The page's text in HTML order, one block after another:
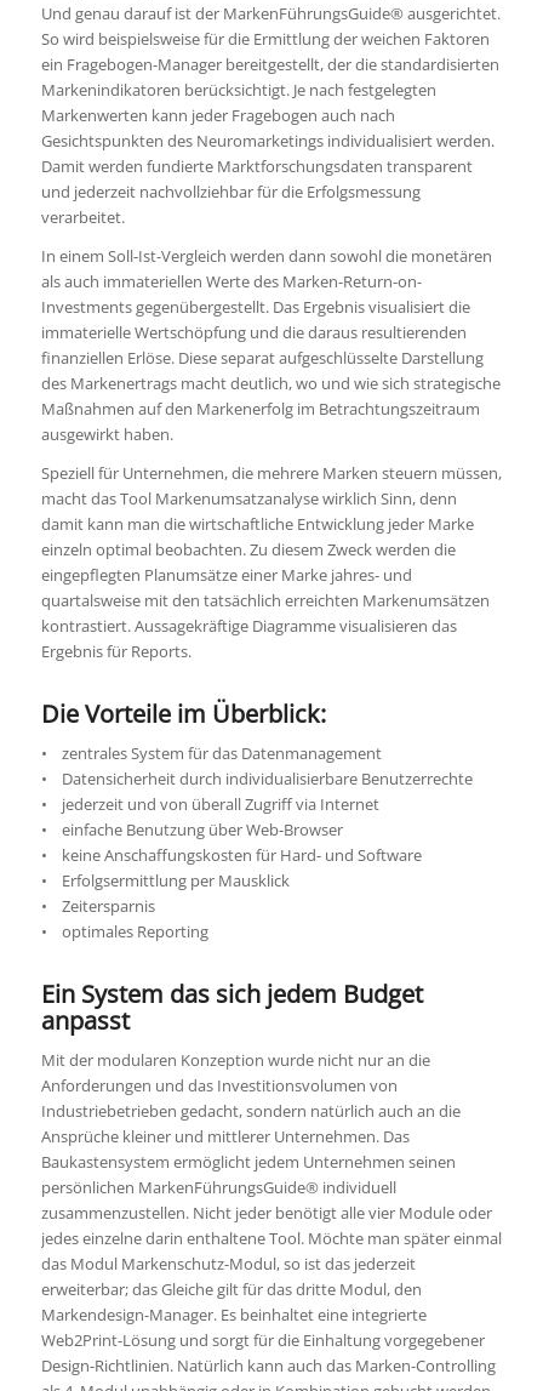
Und genau darauf ist der MarkenFührungsGuide® ausgerichtet.
So wird beispielsweise für die Ermittlung der weichen Faktoren
ein Fragebogen-Manager bereitgestellt, der die standardisierten
Markenindikatoren berücksichtigt. Je nach festgelegten
Markenwerten kann jeder Fragebogen auch nach
Gesichtspunkten des Neuromarketings individualisiert werden.
Damit werden fundierte Marktforschungsdaten transparent
und jederzeit nachvollziehbar für die Erfolgsmessung
verarbeitet.
In einem Soll-Ist-Vergleich werden dann sowohl die monetären
als auch immateriellen Werte des Marken-Return-on-
Investments gegenübergestellt. Das Ergebnis visualisiert die
immaterielle Wertschöpfung und die daraus resultierenden
finanziellen Erlöse. Diese separat aufgeschlüsselte Darstellung
des Markenertrags macht deutlich, wo und wie sich strategische
Maßnahmen auf den Markenerfolg im Betrachtungszeitraum
ausgewirkt haben.
Speziell für Unternehmen, die mehrere Marken steuern müssen,
macht das Tool Markenumsatzanalyse wirklich Sinn, denn
damit kann man die wirtschaftliche Entwicklung jeder Marke
einzeln optimal beobachten. Zu diesem Zweck werden die
eingepflegten Planumsätze einer Marke jahres- und
quartalsweise mit den tatsächlich erreichten Markenumsätzen
kontrastiert. Aussagekräftige Diagramme visualisieren das
Ergebnis für Reports.
Die Vorteile im Überblick:
• zentrales System für das Datenmanagement
• Datensicherheit durch individualisierbare Benutzerrechte
• jederzeit und von überall Zugriff via Internet
• einfache Benutzung über Web-Browser
• keine Anschaffungskosten für Hard- und Software
• Erfolgsermittlung per Mausklick
• Zeitersparnis
• optimales Reporting
Ein System das sich jedem Budget
anpasst
Mit der modularen Konzeption wurde nicht nur an die
Anforderungen und das Investitionsvolumen von
Industriebetrieben gedacht, sondern natürlich auch an die
Ansprüche kleiner und mittlerer Unternehmen. Das
Baukastensystem ermöglicht jedem Unternehmen seinen
persönlichen MarkenFührungsGuide® individuell
zusammenzustellen. Nicht jeder benötigt alle vier Module oder
jedes einzelne darin enthaltene Tool. Möchte man später einmal
das Modul Markenschutz-Modul, so ist das jederzeit
erweiterbar; das Gleiche gilt für das dritte Modul, den
Markendesign-Manager. Es beinhaltet eine integrierte
Web2Print-Lösung und sorgt für die Einhaltung vorgegebener
Design-Richtlinien. Natürlich kann auch das Marken-Controlling